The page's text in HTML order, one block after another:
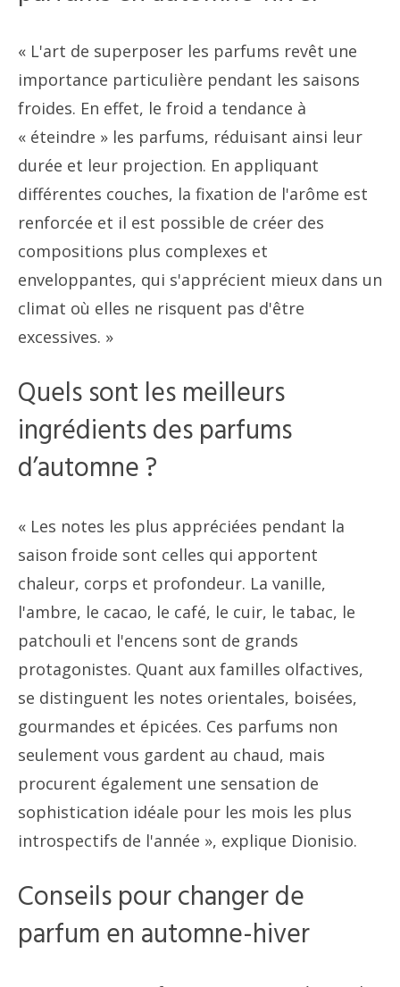
« L'art de superposer les parfums revêt une
importance particulière pendant les saisons
froides. En effet, le froid a tendance à
« éteindre » les parfums, réduisant ainsi leur
durée et leur projection. En appliquant
différentes couches, la fixation de l'arôme est
renforcée et il est possible de créer des
compositions plus complexes et
enveloppantes, qui s'apprécient mieux dans un
climat où elles ne risquent pas d'être
excessives. »
Quels sont les meilleurs
ingrédients des parfums
d’automne ?
« Les notes les plus appréciées pendant la
saison froide sont celles qui apportent
chaleur, corps et profondeur. La vanille,
l'ambre, le cacao, le café, le cuir, le tabac, le
patchouli et l'encens sont de grands
protagonistes. Quant aux familles olfactives,
se distinguent les notes orientales, boisées,
gourmandes et épicées. Ces parfums non
seulement vous gardent au chaud, mais
procurent également une sensation de
sophistication idéale pour les mois les plus
introspectifs de l'année », explique Dionisio.
Conseils pour changer de
parfum en automne-hiver